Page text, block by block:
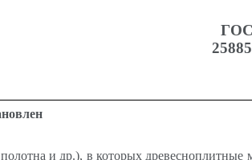
и др.), в которых древесноплитные